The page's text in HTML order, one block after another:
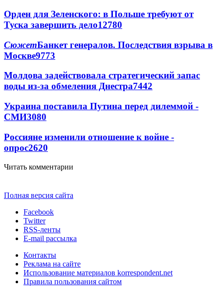
Орден для Зеленского: в Польше требуют от
Туска завершить дело12780
СюжетБанкет генералов. Последствия взрыва в
Москве9773
Молдова задействовала стратегический запас
воды из-за обмеления Днестра7442
Украина поставила Путина перед дилеммой -
СМИ3080
Россияне изменили отношение к войне -
опрос2620
Читать комментарии
Полная версия сайта
Facebook
Twitter
RSS-ленты
E-mail рассылка
Контакты
Реклама на сайте
Использование материалов korrespondent.net
Правила пользования сайтом